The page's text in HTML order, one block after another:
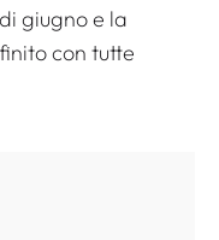
giugno e la
con tutte